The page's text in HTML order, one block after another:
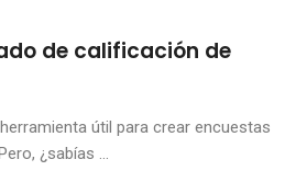
de calificación de
útil para crear encuestas
¿sabías ...